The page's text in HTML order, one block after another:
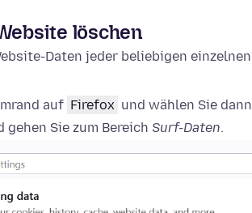
löschen
Daten jeder beliebigen einzelnen
auf Firefox und wählen Sie dann
gehen Sie zum Bereich Surf-Daten.